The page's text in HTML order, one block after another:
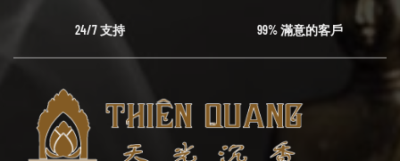
24/7 支持 99% 滿意的客戶